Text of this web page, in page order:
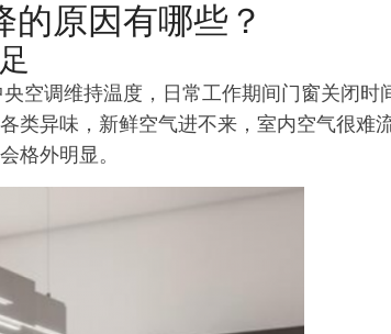
的原因有哪些？
央空调维持温度，日常工作期间门窗关闭时
类异味，新鲜空气进不来，室内空气很难
格外明显。